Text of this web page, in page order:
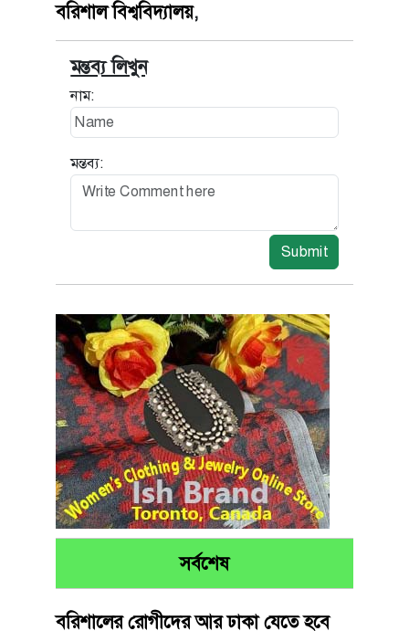
বরিশাল বিশ্ববিদ্যালয়,
মন্তব্য লিখুন
নাম:
মন্তব্য:
Submit
সর্বশেষ
বরিশালের রোগীদের আর ঢাকা যেতে হবে